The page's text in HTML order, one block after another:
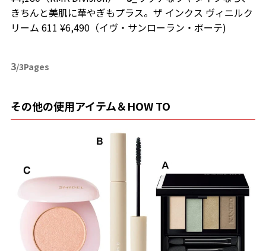
きちんと美肌に華やぎもプラス。ザ インクス ヴィニルク
リーム 611 ¥6,490（イヴ・サンローラン・ボーテ)
3/3Pages
その他の使用アイテム＆HOW TO